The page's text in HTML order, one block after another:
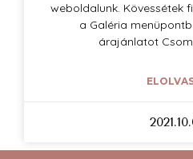
weboldalunk. Kövessétek
a Galéria
árajánlatot